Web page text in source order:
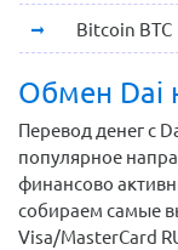
Bitcoin BTC
Обмен Dai
Перевод денег с
популярное
финансово
собираем самые
Visa/MasterCard